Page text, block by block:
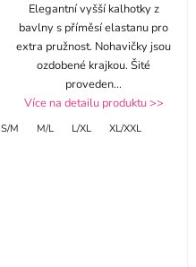
Elegantní vyšší kalhotky z
bavlny s příměsí elastanu pro
extra pružnost. Nohavičky jsou
ozdobené krajkou. Šité
proveden...
Více na detailu produktu >>
S/M M/L L/XL XL/XXL